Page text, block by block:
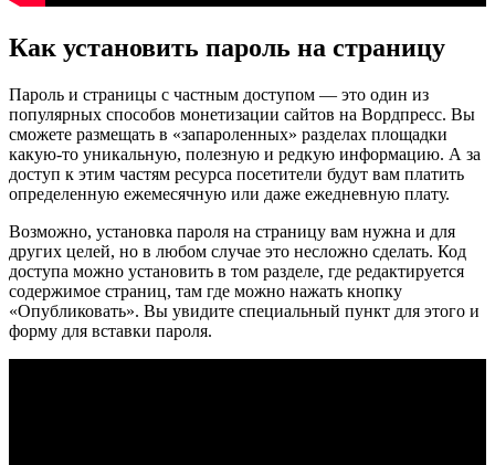
Как установить пароль на страницу
Пароль и страницы с частным доступом — это один из
популярных способов монетизации сайтов на Вордпресс. Вы
сможете размещать в «запароленных» разделах площадки
какую-то уникальную, полезную и редкую информацию. А за
доступ к этим частям ресурса посетители будут вам платить
определенную ежемесячную или даже ежедневную плату.
Возможно, установка пароля на страницу вам нужна и для
других целей, но в любом случае это несложно сделать. Код
доступа можно установить в том разделе, где редактируется
содержимое страниц, там где можно нажать кнопку
«Опубликовать». Вы увидите специальный пункт для этого и
форму для вставки пароля.